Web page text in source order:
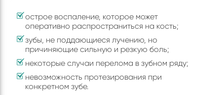
острое воспаление, которое может
оперативно распространиться на кость;
зубы, не поддающиеся лучению, но
причиняющие сильную и резкую боль;
некоторые случаи перелома в зубном ряду;
невозможность протезирования при
конкретном зубе.